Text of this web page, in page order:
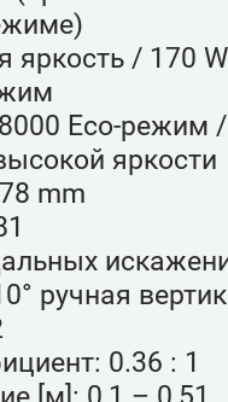
яркость / 170
Eco-режим
яркости
mm
ручная
0.36 : 1